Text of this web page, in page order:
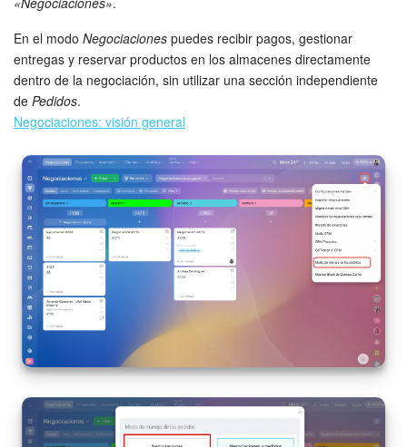
Tienda Online
CRM + Online store
Tienda CRM
Base de conocimientos
Firma electrónica
Firma electrónica para RR. HH.
Automatización
Flujos de trabajo
Marketing
En el modo Negociaciones puedes recibir pagos, gestionar
entregas y reservar productos en los almacenes directamente
dentro de la negociación, sin utilizar una sección independiente
de Pedidos.
Negociaciones: visión general